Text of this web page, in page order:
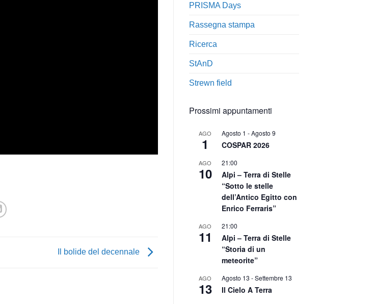
Il bolide del decennale
PRISMA Days
Rassegna stampa
Ricerca
StAnD
Strewn field
Prossimi appuntamenti
AGO
1
Agosto 1 -Agosto 9
COSPAR 2026
AGO
10
21:00
Alpi – Terra di Stelle
“Sotto le stelle
dell’Antico Egitto con
Enrico Ferraris”
AGO
11
21:00
Alpi – Terra di Stelle
“Storia di un
meteorite”
AGO
13
Agosto 13 -Settembre 13
Il Cielo A Terra